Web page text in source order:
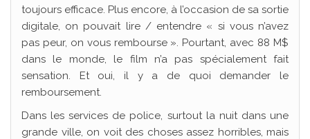
toujours efficace. Plus encore, à l’occasion de sa sortie
digitale, on pouvait lire / entendre « si vous n’avez
pas peur, on vous rembourse ». Pourtant, avec 88 M$
dans le monde, le film n’a pas spécialement fait
sensation. Et oui, il y a de quoi demander le
remboursement.
Dans les services de police, surtout la nuit dans une
grande ville, on voit des choses assez horribles, mais